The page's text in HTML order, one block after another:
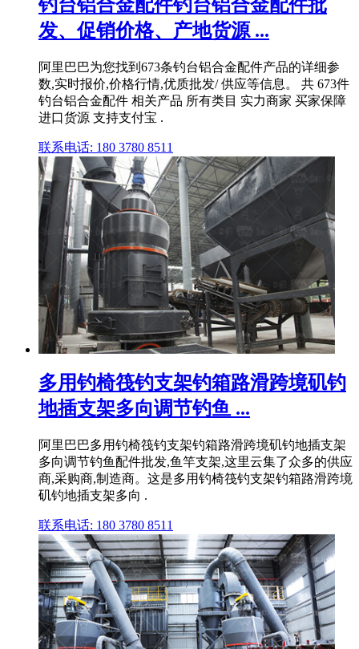
钓台铝合金配件钓台铝合金配件批
发、促销价格、产地货源 ...
阿里巴巴为您找到673条钓台铝合金配件产品的详细参
数,实时报价,价格行情,优质批发/ 供应等信息。 共 673件
钓台铝合金配件 相关产品 所有类目 实力商家 买家保障
进口货源 支持支付宝 .
联系电话: 180 3780 8511
多用钓椅筏钓支架钓箱路滑跨境矶钓
地插支架多向调节钓鱼 ...
阿里巴巴多用钓椅筏钓支架钓箱路滑跨境矶钓地插支架
多向调节钓鱼配件批发,鱼竿支架,这里云集了众多的供应
商,采购商,制造商。这是多用钓椅筏钓支架钓箱路滑跨境
矶钓地插支架多向 .
联系电话: 180 3780 8511